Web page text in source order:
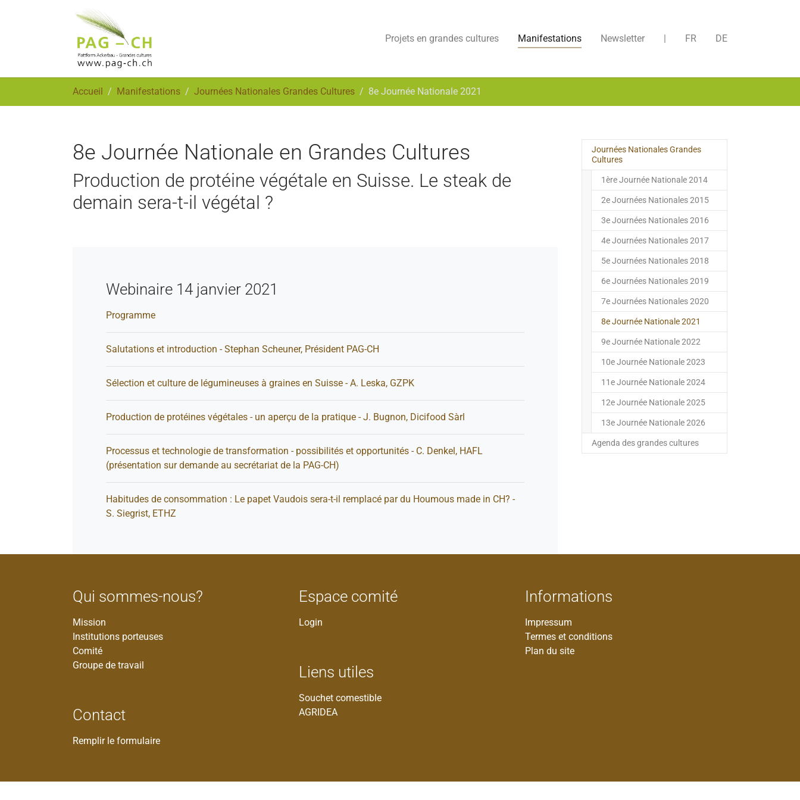
Projets en grandes cultures Manifestations Newsletter | FR DE
Accueil Manifestations Journées Nationales Grandes Cultures 8e Journée Nationale 2021
Journées Nationales Grandes
Cultures
1ère Journée Nationale 2014
2e Journées Nationales 2015
3e Journées Nationales 2016
4e Journées Nationales 2017
5e Journées Nationales 2018
6e Journées Nationales 2019
7e Journées Nationales 2020
8e Journée Nationale 2021
9e Journée Nationale 2022
10e Journée Nationale 2023
11e Journée Nationale 2024
12e Journée Nationale 2025
13e Journée Nationale 2026
Agenda des grandes cultures
8e Journée Nationale en Grandes Cultures
Production de protéine végétale en Suisse. Le steak de
demain sera-t-il végétal ?
Webinaire 14 janvier 2021
Programme
Salutations et introduction - Stephan Scheuner, Président PAG-CH
Sélection et culture de légumineuses à graines en Suisse - A. Leska, GZPK
Production de protéines végétales - un aperçu de la pratique - J. Bugnon, Dicifood Sàrl
Processus et technologie de transformation - possibilités et opportunités - C. Denkel, HAFL
(présentation sur demande au secrétariat de la PAG-CH)
Habitudes de consommation : Le papet Vaudois sera-t-il remplacé par du Houmous made in CH? -
S. Siegrist, ETHZ
Qui sommes-nous?
Mission
Institutions porteuses
Comité
Groupe de travail
Contact
Remplir le formulaire
Espace comité
Login
Liens utiles
Souchet comestible
AGRIDEA
Informations
Impressum
Termes et conditions
Plan du site